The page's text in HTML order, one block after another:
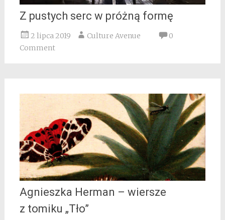
Z pustych serc w próżną formę
2 lipca 2019 Culture Avenue
0
Comment
Agnieszka Herman – wiersze
z tomiku „Tło”